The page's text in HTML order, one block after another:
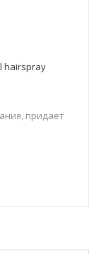
hairspray
придает